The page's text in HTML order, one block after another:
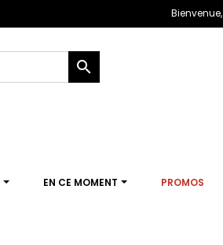
Bienvenue,

EN CE MOMENT PROMOS